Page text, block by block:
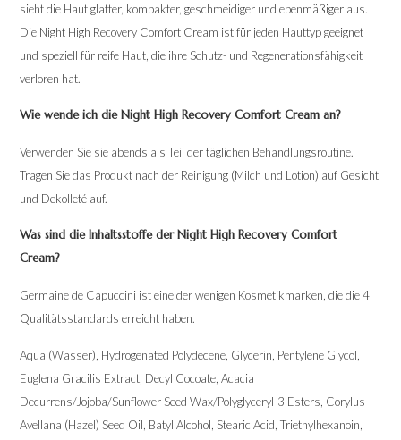
sieht die Haut glatter, kompakter, geschmeidiger und ebenmäßiger aus.
Die Night High Recovery Comfort Cream ist für jeden Hauttyp geeignet
und speziell für reife Haut, die ihre Schutz- und Regenerationsfähigkeit
verloren hat.
Wie wende ich die Night High Recovery Comfort Cream an?
Verwenden Sie sie abends als Teil der täglichen Behandlungsroutine.
Tragen Sie das Produkt nach der Reinigung (Milch und Lotion) auf Gesicht
und Dekolleté auf.
Was sind die Inhaltsstoffe der Night High Recovery Comfort
Cream?
Germaine de Capuccini ist eine der wenigen Kosmetikmarken, die die 4
Qualitätsstandards erreicht haben.
Aqua (Wasser), Hydrogenated Polydecene, Glycerin, Pentylene Glycol,
Euglena Gracilis Extract, Decyl Cocoate, Acacia
Decurrens/Jojoba/Sunflower Seed Wax/Polyglyceryl-3 Esters, Corylus
Avellana (Hazel) Seed Oil, Batyl Alcohol, Stearic Acid, Triethylhexanoin,